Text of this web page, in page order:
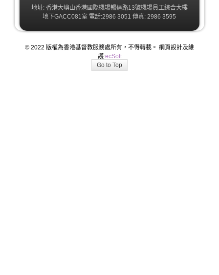
地址: 香港大嶼山香港國際機場暢達路13號機場員工綜合大樓
地下GACC081室 電話:2986 3051 傳真: 2986 3595
© 2022 版權為香港基督教服務處所有，不得轉載。 網頁設計及維
護:ecSoft
Go to Top